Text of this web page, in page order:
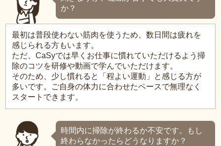
か？
最初は普段使わない筋肉を使うため、数日間は疲れを
感じられる方もいます。
ただ、CaSyでは早くお仕事に慣れていただけるよう掃
除のコツを研修や動画で学んでいただけます。
そのため、少し慣れると「程よい運動」と感じる方が
多いです。ご自身の体力に合わせたペースで無理なく
スタートできます。
時間内に掃除が終わるか不安です。もし
終わらなかったらどうなりますか？